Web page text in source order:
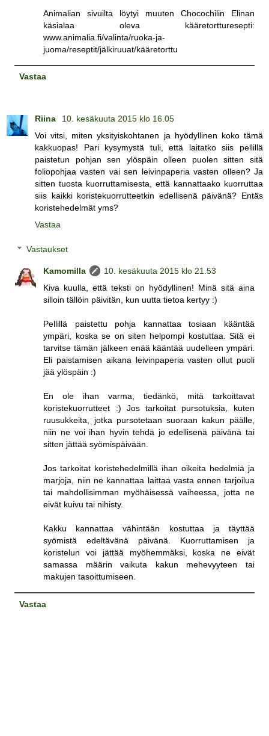
Animalian sivuilta löytyi muuten Chocochilin Elinan
käsialaa oleva kääretortturesepti:
www.animalia.fi/valinta/ruoka-ja-
juoma/reseptit/jälkiruuat/kääretorttu
Vastaa
Riina
10. kesäkuuta 2015 klo 16.05
Voi vitsi, miten yksityiskohtanen ja hyödyllinen koko tämä
kakkuopas! Pari kysymystä tuli, että laitatko siis pellillä
paistetun pohjan sen ylöspäin olleen puolen sitten sitä
foliopohjaa vasten vai sen leivinpaperia vasten olleen? Ja
sitten tuosta kuorruttamisesta, että kannattaako kuorruttaa
siis kaikki koristekuorrutteetkin edellisenä päivänä? Entäs
koristehedelmät yms?
Vastaa
Vastaukset
Kamomilla
10. kesäkuuta 2015 klo 21.53
Kiva kuulla, että teksti on hyödyllinen! Minä sitä aina
silloin tällöin päivitän, kun uutta tietoa kertyy :)
Pellillä paistettu pohja kannattaa tosiaan kääntää
ympäri, koska se on siten helpompi kostuttaa. Sitä ei
tarvitse tämän jälkeen enää kääntää uudelleen ympäri.
Eli paistamisen aikana leivinpaperia vasten ollut puoli
jää ylöspäin :)
En ole ihan varma, tiedänkö, mitä tarkoittavat
koristekuorrutteet :) Jos tarkoitat pursotuksia, kuten
ruusukkeita, jotka pursotetaan suoraan kakun päälle,
niin ne voi ihan hyvin tehdä jo edellisenä päivänä tai
sitten jättää syömispäivään.
Jos tarkoitat koristehedelmillä ihan oikeita hedelmiä ja
marjoja, niin ne kannattaa laittaa vasta ennen tarjoilua
tai mahdollisimman myöhäisessä vaiheessa, jotta ne
eivät kuivu tai nihisty.
Kakku kannattaa vähintään kostuttaa ja täyttää
syömistä edeltävänä päivänä. Kuorruttamisen ja
koristelun voi jättää myöhemmäksi, koska ne eivät
samassa määrin vaikuta kakun mehevyyteen tai
makujen tasoittumiseen.
Vastaa